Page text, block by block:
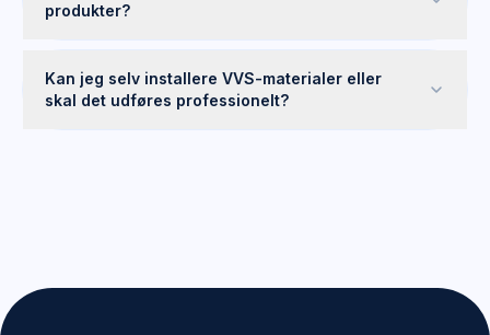
produkter?
Kan jeg selv installere VVS-materialer eller
skal det udføres professionelt?